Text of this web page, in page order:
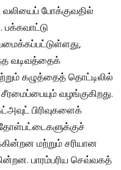
போக்குவதில்
வடிவத்தைக்
கழுத்தைத் தொட்டிலில்
வழங்குகிறது.
பிரிவுகளைக்
மற்றும் சரியான
பாரம்பரிய செவ்வகத்